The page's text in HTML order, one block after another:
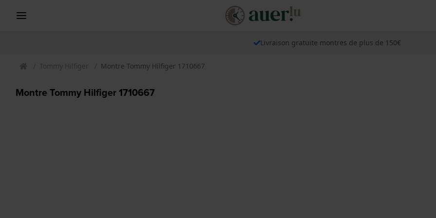
Livraison gratuite montres de plus de 150€
Tommy Hilfiger Montre Tommy Hilfiger 1710667
Montre Tommy Hilfiger 1710667